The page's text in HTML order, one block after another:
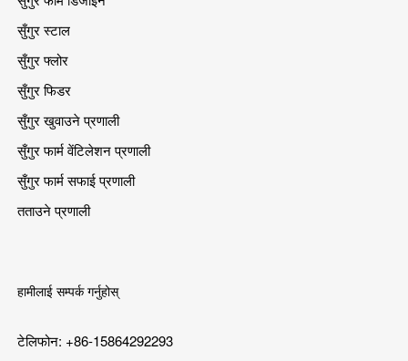
सुँगुर स्टाल
सुँगुर फ्लोर
सुँगुर फिडर
सुँगुर खुवाउने प्रणाली
सुँगुर फार्म वेंटिलेशन प्रणाली
सुँगुर फार्म सफाई प्रणाली
तताउने प्रणाली
हामीलाई सम्पर्क गर्नुहोस्
टेलिफोन: +86-15864292293